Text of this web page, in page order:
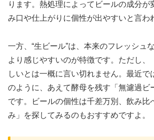
ります。熱処理によってビールの成分が
み口や仕上がりに個性が出やすいと言わ
一方、“生ビール”は、本来のフレッシュ
より感じやすいのが特徴です。ただし、
しいとは一概に言い切れません。最近で
のように、あえて酵母を残す「無濾過ビ
です。ビールの個性は千差万別、飲み比
み」を探してみるのもおすすめですよ。